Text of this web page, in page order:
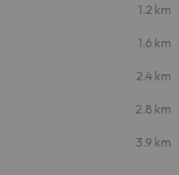
1.2 km
1.6 km
2.4 km
2.8 km
3.9 km